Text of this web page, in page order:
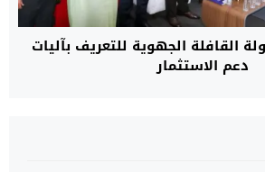
القافلة الجهوية للتعريف بآليات
دعم الاستثمار